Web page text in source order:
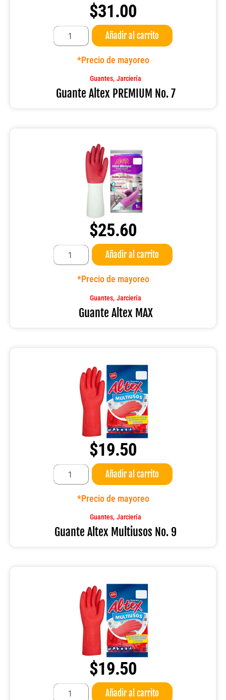
$31.00
Guante
PREMIUM
Añadir al carrito
*Precio de mayoreo
Guantes, Jarciería
Guante Altex PREMIUM No. 7
$25.60
Guante
MAX
Añadir al carrito
*Precio de mayoreo
Guantes, Jarciería
Guante Altex MAX
$19.50
Guante
Multiusos
Añadir al carrito
*Precio de mayoreo
Guantes, Jarciería
Guante Altex Multiusos No. 9
$19.50
Guante
Añadir al carrito